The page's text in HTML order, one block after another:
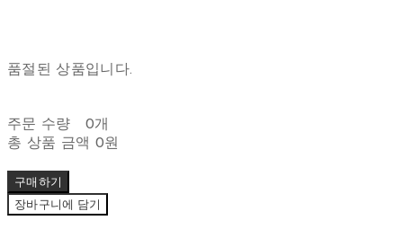
품절된 상품입니다.
주문 수량
0개
총 상품 금액 0원
구매하기
장바구니에 담기